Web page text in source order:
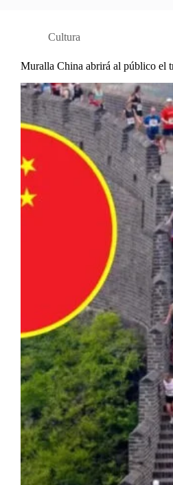
Cultura
Muralla China abrirá al público el